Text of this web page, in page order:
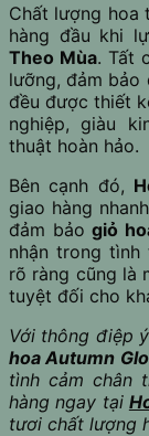
Chất lượng hoa
hàng đầu khi
Theo Mùa. Tất
lưỡng, đảm bảo
đều được thiết
nghiệp, giàu
thuật hoàn hảo.
Bên cạnh đó,
giao hàng
đảm bảogiỏ
nhận trong
rõ ràng cũng là
tuyệt đối cho
Với thông điệp
hoa Autumn
tình cảm chân
hàng ngay tại
tươi chất lượng